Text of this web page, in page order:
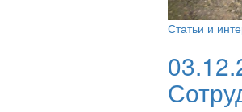
Статьи и